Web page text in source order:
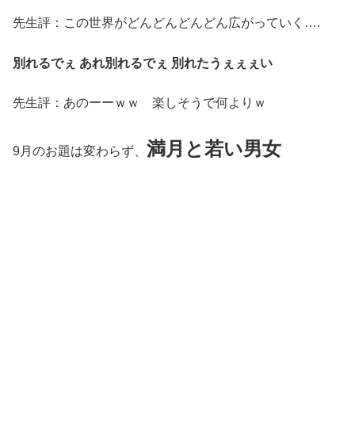
先生評：この世界がどんどんどんどん広がっていく….
別れるでぇ あれ別れるでぇ 別れたうぇぇぇい
先生評：あのーーｗｗ 楽しそうで何よりｗ
9月のお題は変わらず、 満月と若い男女